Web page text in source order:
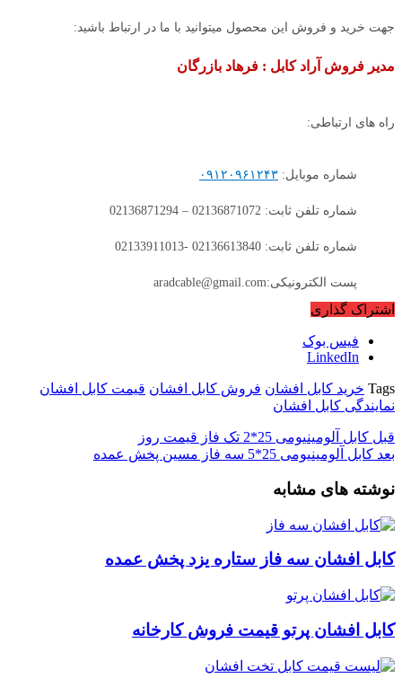
جهت خرید و فروش این محصول میتوانید با ما در ارتباط باشید:
مدیر فروش آراد کابل : فرهاد بازرگان
راه های ارتباطی:
شماره موبایل: ۰۹۱۲۰۹۶۱۲۴۳
شماره تلفن ثابت: 02136871072 – 02136871294
شماره تلفن ثابت: 02136613840 -02133911013
پست الکترونیکی:aradcable@gmail.com
اشتراک گذاری
فیس بوک
LinkedIn
Tags خرید کابل افشان فروش کابل افشان قیمت کابل افشان
نمایندگی کابل افشان
قبل کابل آلومینیومی 25*2 تک فاز قیمت روز
بعد کابل آلومینیومی 25*5 سه فاز مسین پخش عمده
نوشته های مشابه
کابل افشان سه فاز ستاره یزد پخش عمده
کابل افشان پرتو قیمت فروش کارخانه